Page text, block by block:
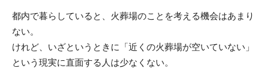
都内で暮らしていると、火葬場のことを考える機会はあまり
ない。
けれど、いざというときに「近くの火葬場が空いていない」
という現実に直面する人は少なくない。